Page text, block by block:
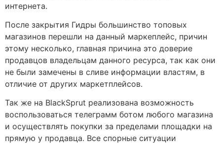
интернета.
После закрытия Гидры большинство топовых
магазинов перешли на данный маркеплейс, причин
этому несколько, главная причина это доверие
продавцов владельцам данного ресурса, так как они
не были замечены в сливе информации властям, в
отличие от других маркетплейсов.
Так же на BlackSprut реализована возможность
воспользоваться телеграмм ботом любого магазина
и осуществлять покупки за пределами площадки на
прямую у продавца. Все спорные ситуации